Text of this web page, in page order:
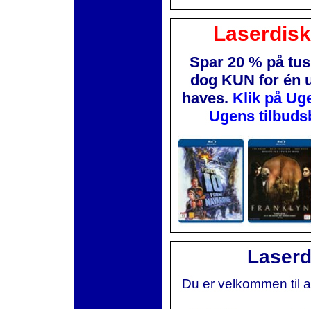
Spar 20 % på
dog KUN for én
haves. Klik på
Ugens
Du er velkommen til